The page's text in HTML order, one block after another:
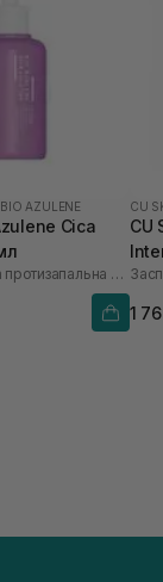
AZULENE
Cica
Заспокійлива та протизапальна кремова есенція для чутливої та проблемної шкіри
CU
CU
1